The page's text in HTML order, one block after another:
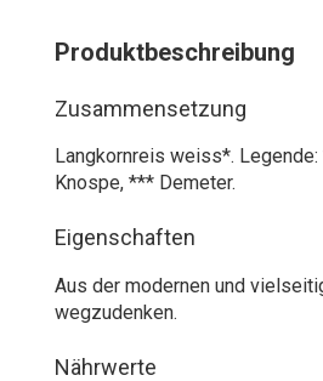
Produktbeschreibung
Zusammensetzung
Langkornreis weiss*.
Knospe, *** Demeter.
Eigenschaften
Aus der modernen und
wegzudenken.
Nährwerte